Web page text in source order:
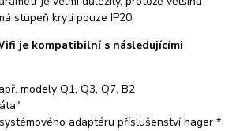
stupeň krytí pouze IP20.
je kompatibilní s následujícími
modely Q1, Q3, Q7, B2
adaptéru příslušenství hager *